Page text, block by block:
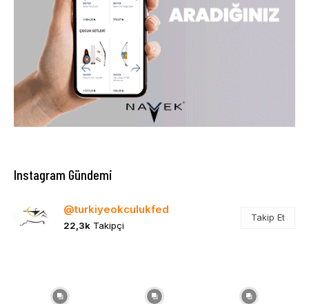
Instagram Gündemi
@turkiyeokculukfed
22,3k Takipçi
Takip Et